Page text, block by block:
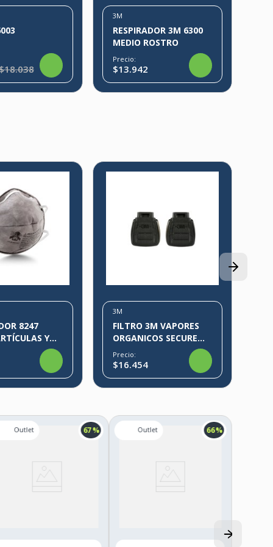
3M
RESPIRADOR 3M 6300
MEDIO ROSTRO
Precio:
$13.942
8247
Y
NIVELES
DE
ORGÁNICOS
3M
FILTRO 3M VAPORES
ORGANICOS SECURE
CLICK
Precio:
$16.454
67 % 66 %